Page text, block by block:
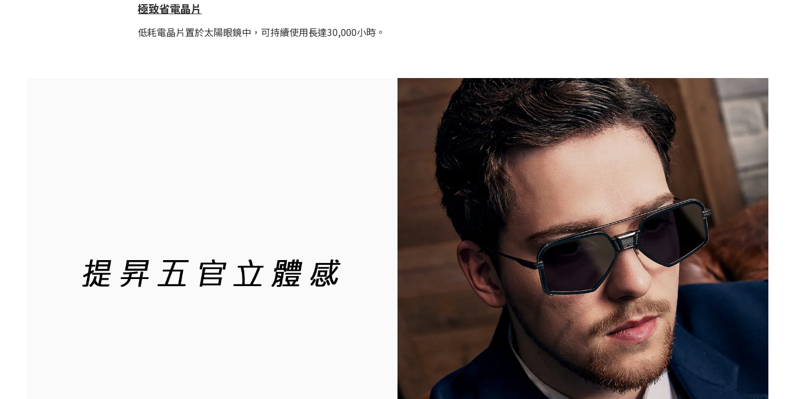
極致省電晶片
低耗電晶片置於太陽眼鏡中，可持續使用長達30,000小時。